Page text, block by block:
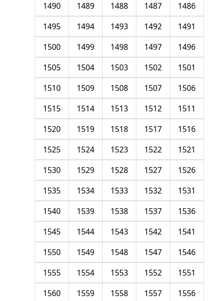
1486
1487
1488
1489
1490
1491
1492
1493
1494
1495
1496
1497
1498
1499
1500
1501
1502
1503
1504
1505
1506
1507
1508
1509
1510
1511
1512
1513
1514
1515
1516
1517
1518
1519
1520
1521
1522
1523
1524
1525
1526
1527
1528
1529
1530
1531
1532
1533
1534
1535
1536
1537
1538
1539
1540
1541
1542
1543
1544
1545
1546
1547
1548
1549
1550
1551
1552
1553
1554
1555
1556
1557
1558
1559
1560